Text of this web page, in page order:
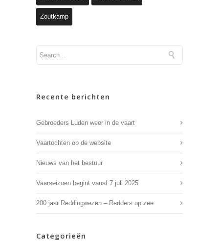
Zoutkamp
Recente berichten
Gebroeders Luden weer in de vaart
Vaartochten op de website
Nieuws van het bestuur
Vaarseizoen begint vanaf 7 juli 2025
200 jaar Reddingwezen – Redders op zee
Categorieën